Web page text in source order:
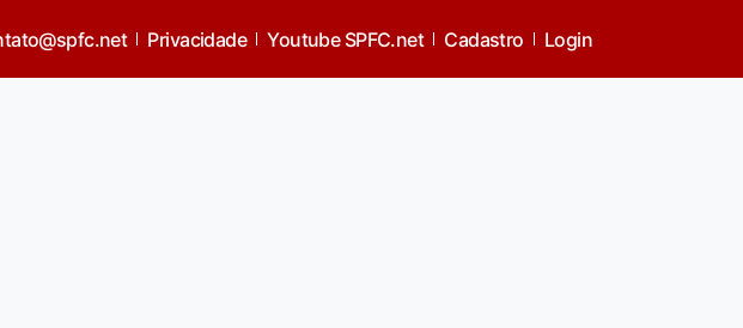
Privacidade Youtube SPFC.net Cadastro Login